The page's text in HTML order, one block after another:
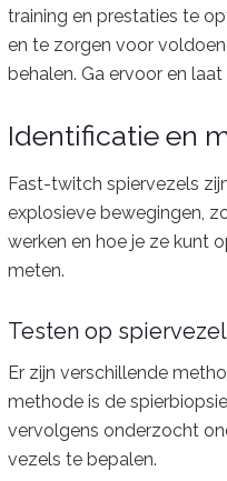
training en prestaties te
en te zorgen voor
behalen. Ga ervoor en
Identificatie en
Fast-twitch spiervezels
explosieve bewegingen,
werken en hoe je ze kunt
meten.
Testen op
Er zijn verschillende
methode is de
vervolgens onderzocht
vezels te bepalen.